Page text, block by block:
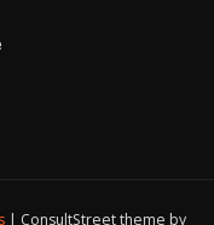
ConsultStreet theme by